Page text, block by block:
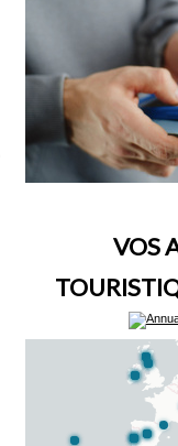
VOS